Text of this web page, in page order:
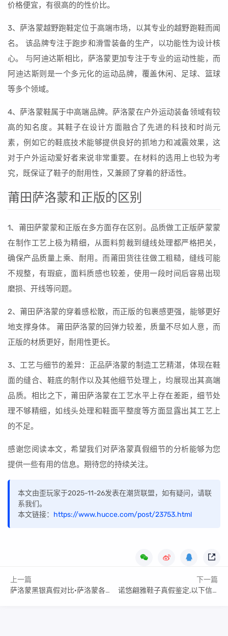
价格便宜，有很高的的性价比。
3、萨洛蒙越野跑鞋定位于高端市场，以其专业的越野跑鞋而闻
名。 该品牌专注于跑步和滑雪装备的生产，以功能性为设计核
心。 与阿迪达斯相比，萨洛蒙更加专注于专业的运动性能，而
阿迪达斯则是一个多元化的运动品牌，覆盖休闲、足球、篮球
等多个领域。
4、萨洛蒙鞋属于中高端品牌。萨洛蒙在户外运动装备领域有较
高的知名度。其鞋子在设计方面融合了先进的科技和时尚元
素，例如它的鞋底技术能够提供良好的抓地力和减震效果，这
对于户外运动爱好者来说非常重要。在材料的选用上也较为考
究，既保证了鞋子的耐用性，又兼顾了穿着的舒适性。
莆田萨洛蒙和正版的区别
1、莆田萨蒙蒙和正版在多方面存在区别。品质做工正版萨蒙蒙
在制作工艺上极为精细，从面料剪裁到缝线处理都严格把关，
确保产品质量上乘、耐用。而莆田货往往做工粗糙，缝线可能
不规整，有瑕疵，面料质感也较差，使用一段时间后容易出现
磨损、开线等问题。
2、莆田萨洛蒙的穿着感松散，而正版的包裹感更强，能够更好
地支撑身体。 莆田萨洛蒙的回弹力较差，质量不尽如人意，而
正版的材质更好，耐用性更长。
3、工艺与细节的差异：正品萨洛蒙的制造工艺精湛，体现在鞋
面的缝合、鞋底的制作以及其他细节处理上，均展现出其高端
品质。相比之下，莆田萨洛蒙在工艺水平上存在差距，细节处
理不够精细，如线头处理和鞋面平整度等方面显露出其工艺上
的不足。
感谢您阅读本文，希望我们对萨洛蒙真假细节的分析能够为您
提供一些有用的信息。期待您的持续关注。
本文由歪玩家于2025-11-26发表在潮货联盟，如有疑问，请联
系我们。
本文链接： https://www.hucce.com/post/23753.html
上一篇
萨洛蒙黑银真假对比·萨洛蒙各系列
下一篇
诺悠翩雅鞋子真假鉴定,以下信息要了解!